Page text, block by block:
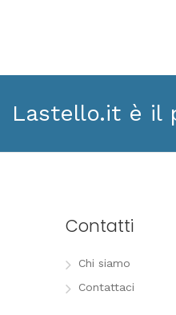
Lastello.it è il
Contatti
Chi siamo
Contattaci